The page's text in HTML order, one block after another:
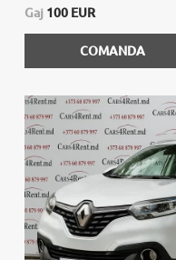
Gaj 100 EUR
COMANDA